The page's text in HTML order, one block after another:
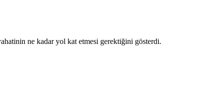
ne kadar yol kat etmesi gerektiğini gösterdi.